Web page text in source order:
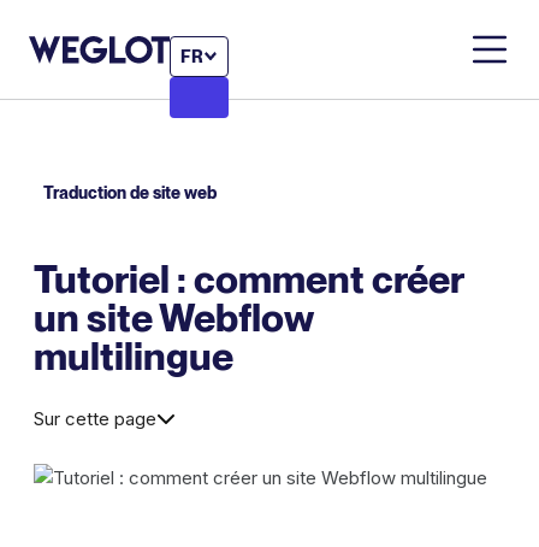
FR
Traduction de site web
Tutoriel : comment créer
un site Webflow
multilingue
Sur cette page